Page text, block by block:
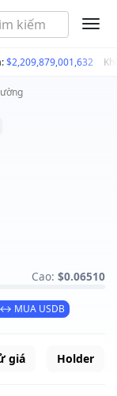
$2,209,879,001,632
Cao: $0.06510
↔ MUA USDB
giá Holder